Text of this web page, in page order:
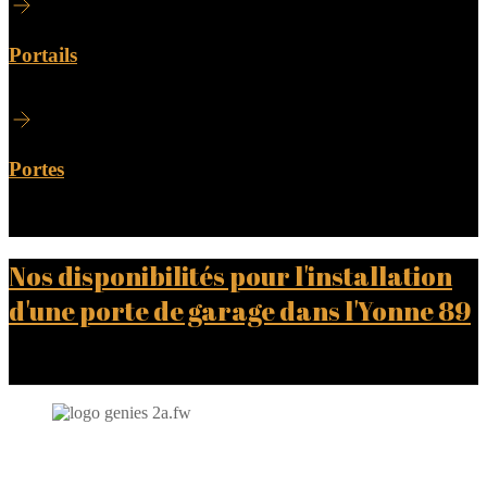
Portails
Portes
Nos disponibilités pour l'installation
d'une porte de garage dans l'Yonne 89